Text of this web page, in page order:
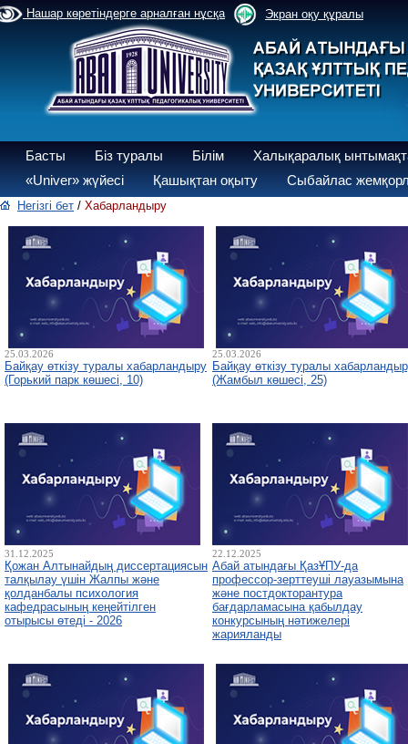
Нашар көретіндерге арналған нұсқа Экран оқу құралы
Басты Біз туралы Білім
Халықаралық
«Univer» жүйесі
Қашықтан оқыту Сыбайлас
Негізгі бет / Хабарландыру
25.03.2026
Байқау өткізу туралы хабарландыру
(Горький парк көшесі, 10)
25.03.2026
Байқау өткізу туралы
(Жамбыл көшесі, 25)
31.12.2025
Қожан Алтынайдың диссертациясын
талқылау үшін Жалпы және
қолданбалы психология
кафедрасының кеңейтілген
отырысы өтеді - 2026
22.12.2025
Абай атындағы ҚазҰПУ-да
профессор-зерттеуші лауазымына
және постдокторантура
бағдарламасына қабылдау
конкурсының нәтижелері
жарияланды